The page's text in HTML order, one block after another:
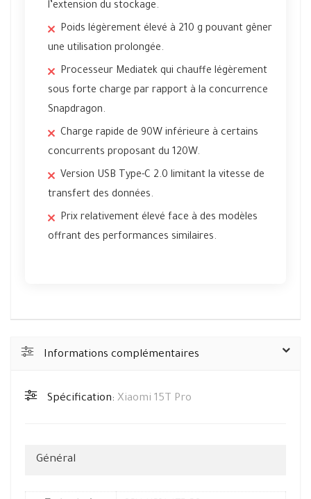
l’extension du stockage.
Poids légèrement élevé à 210 g pouvant gêner
une utilisation prolongée.
Processeur Mediatek qui chauffe légèrement
sous forte charge par rapport à la concurrence
Snapdragon.
Charge rapide de 90W inférieure à certains
concurrents proposant du 120W.
Version USB Type-C 2.0 limitant la vitesse de
transfert des données.
Prix relativement élevé face à des modèles
offrant des performances similaires.
Informations complémentaires
Spécification: Xiaomi 15T Pro
Général